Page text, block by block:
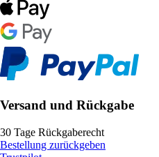
Versand und Rückgabe
30 Tage Rückgaberecht
Bestellung zurückgeben